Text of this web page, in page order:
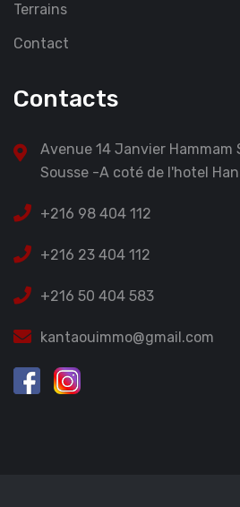
Terrains
Contact
Contacts
Avenue 14 Janvier Hammam
Sousse -A coté de l'hotel
+216 98 404 112
+216 23 404 112
+216 50 404 583
kantaouimmo@gmail.com